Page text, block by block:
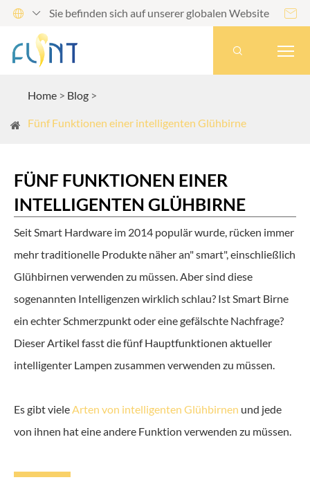
  Sie befinden sich auf unserer globalen Website 

Home Blog
Fünf Funktionen einer intelligenten Glühbirne
FÜNF FUNKTIONEN EINER
INTELLIGENTEN GLÜHBIRNE
Seit Smart Hardware im 2014 populär wurde, rücken immer
mehr traditionelle Produkte näher an" smart", einschließlich
Glühbirnen verwenden zu müssen. Aber sind diese
sogenannten Intelligenzen wirklich schlau? Ist Smart Birne
ein echter Schmerzpunkt oder eine gefälschte Nachfrage?
Dieser Artikel fasst die fünf Hauptfunktionen aktueller
intelligenter Lampen zusammen verwenden zu müssen.
Es gibt vieleArten von intelligenten Glühbirnen und jede
von ihnen hat eine andere Funktion verwenden zu müssen.